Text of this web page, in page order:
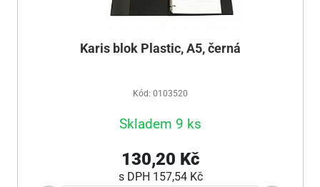
Karis blok Plastic, A5, černá
Kód: 0103520
Skladem 9 ks
130,20 Kč
s DPH 157,54 Kč